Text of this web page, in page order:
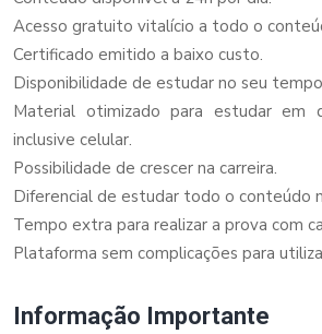
Acesso gratuito vitalício a todo o
Certificado emitido a baixo custo.
Disponibilidade de estudar no seu
Material otimizado para estudar em
inclusive celular.
Possibilidade de crescer na carreira.
Diferencial de estudar todo o conteúdo
Tempo extra para realizar a prova com
Plataforma sem complicações para
Informação Importante